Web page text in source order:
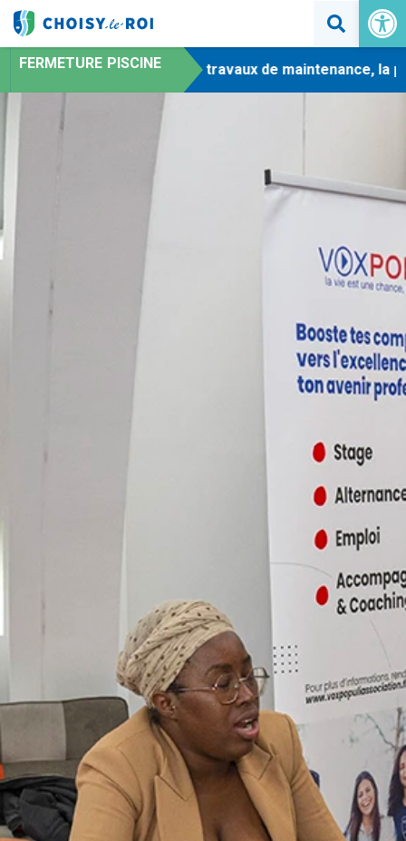
Ouvrir
FERMETURE PISCINE
-En raison de travaux de maintenance, la